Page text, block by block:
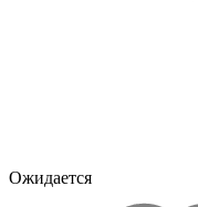
Ожидается